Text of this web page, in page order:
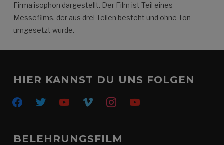
Firma isophon dargestellt. Der Film ist Teil eines
Messefilms, der aus drei Teilen besteht und ohne Ton
umgesetzt wurde.
HIER KANNST DU UNS FOLGEN
facebooktwitter youtube vimeo instagramyoutube
BELEHRUNGSFILM